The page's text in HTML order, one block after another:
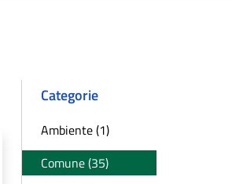
Categorie
Ambiente (1)
Comune (35)